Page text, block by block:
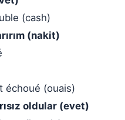
(cash)
(nakit)
échoué (ouais)
oldular (evet)